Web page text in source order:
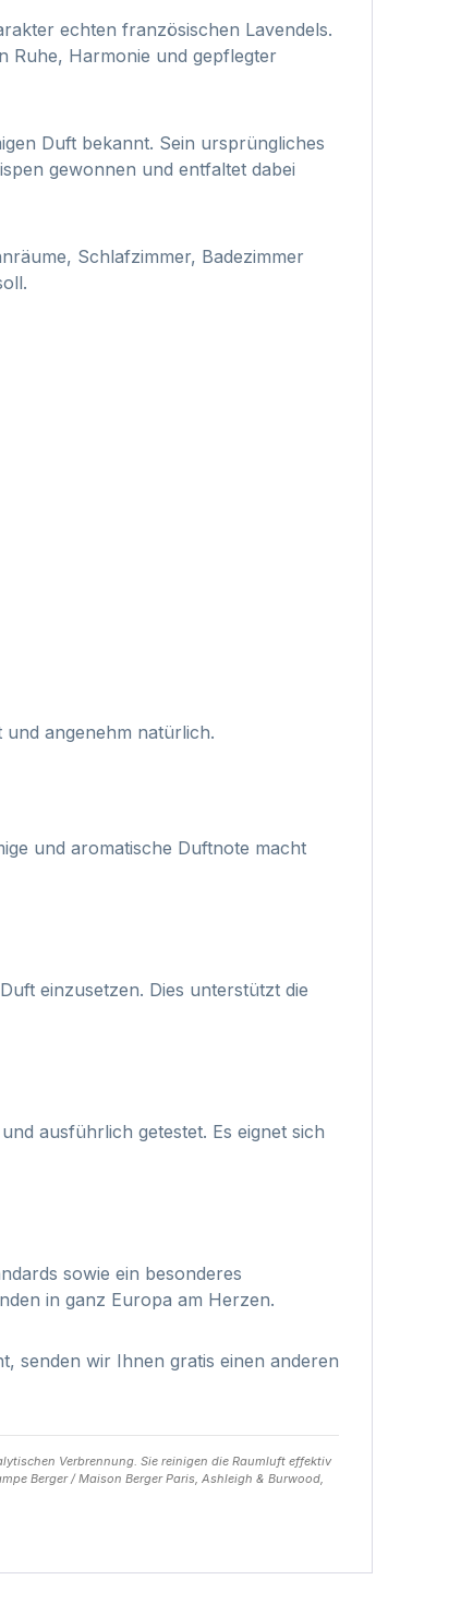
echten französischen Lavendels.
Ruhe, Harmonie und gepflegter
Duft bekannt. Sein ursprüngliches
gewonnen und entfaltet dabei
Schlafzimmer, Badezimmer
angenehm natürlich.
und aromatische Duftnote macht
einzusetzen. Dies unterstützt die
ausführlich getestet. Es eignet sich
sowie ein besonderes
in ganz Europa am Herzen.
senden wir Ihnen gratis einen anderen
Verbrennung. Sie reinigen die Raumluft effektiv
Berger / Maison Berger Paris, Ashleigh & Burwood,